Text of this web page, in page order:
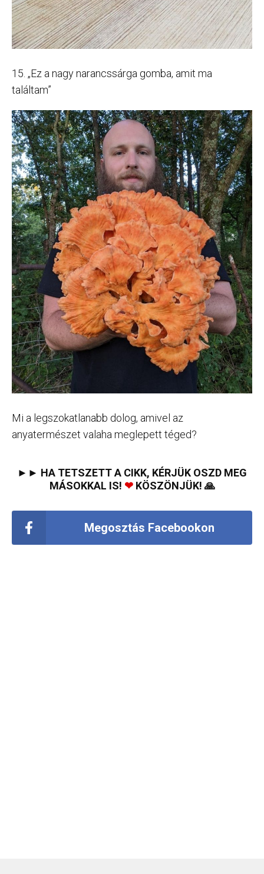
15. „Ez a nagy narancssárga gomba, amit ma
találtam”
Mi a legszokatlanabb dolog, amivel az
anyatermészet valaha meglepett téged?
►► HA TETSZETT A CIKK, KÉRJÜK OSZD MEG
MÁSOKKAL IS! ❤KÖSZÖNJÜK! 🙏
Megosztás Facebookon